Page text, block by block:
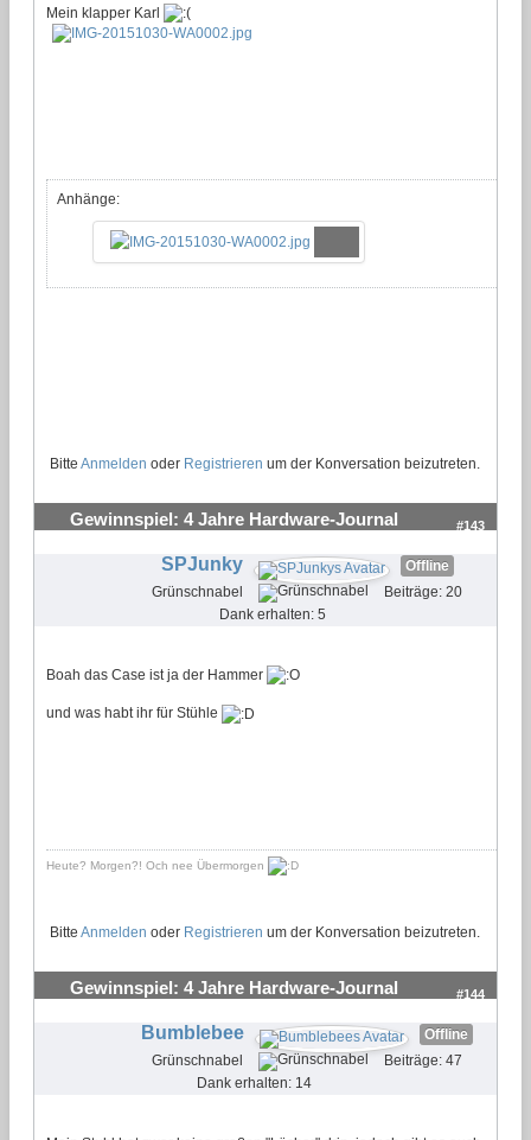
Mein klapper Karl
Anhänge:
Bitte Anmelden oder Registrieren um der Konversation beizutreten.
Gewinnspiel: 4 Jahre Hardware-Journal #143
SPJunky
Offline
Grünschnabel
Beiträge: 20
Dank erhalten: 5
Boah das Case ist ja der Hammer
und was habt ihr für Stühle
Heute? Morgen?! Och nee Übermorgen
Bitte Anmelden oder Registrieren um der Konversation beizutreten.
Gewinnspiel: 4 Jahre Hardware-Journal #144
Bumblebee
Offline
Grünschnabel
Beiträge: 47
Dank erhalten: 14